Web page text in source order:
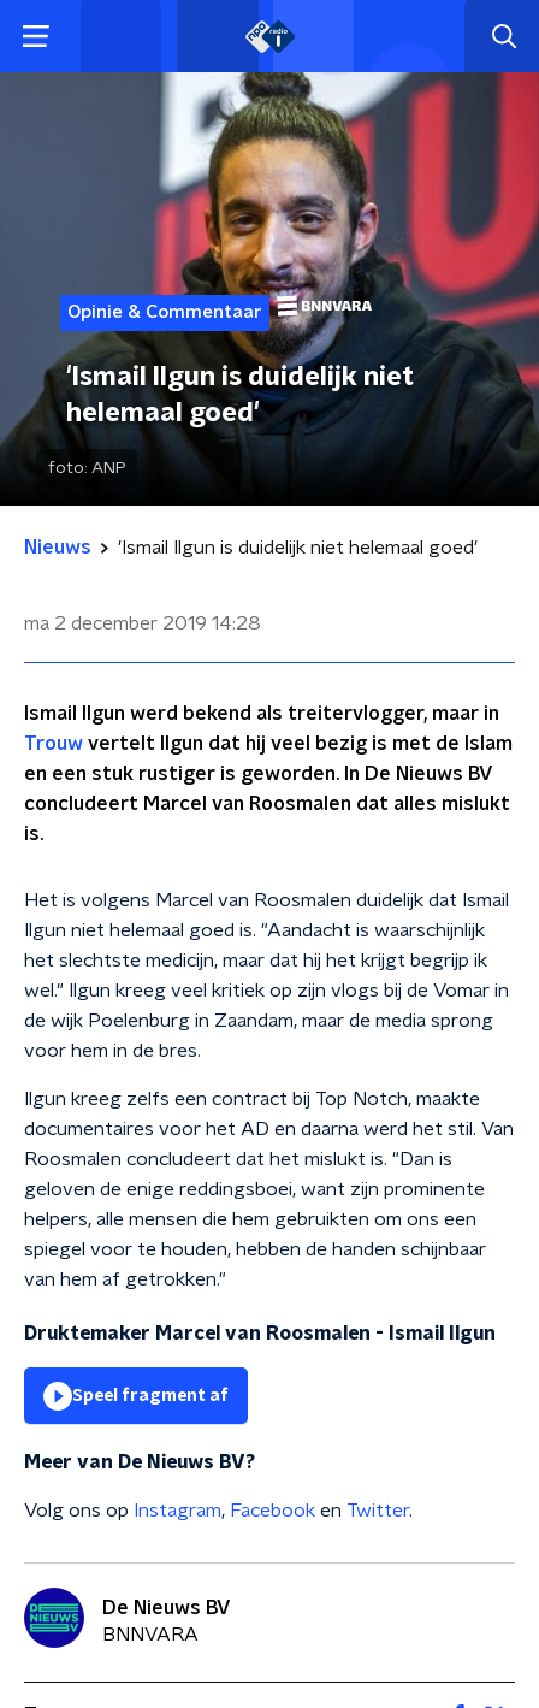
Opinie & Commentaar
'Ismail Ilgun is duidelijk niet
helemaal goed'
foto: ANP
Nieuws 'Ismail Ilgun is duidelijk niet helemaal goed'
ma 2 december 2019 14:28
Ismail Ilgun werd bekend als treitervlogger, maar in
Trouw vertelt Ilgun dat hij veel bezig is met de Islam
en een stuk rustiger is geworden. In De Nieuws BV
concludeert Marcel van Roosmalen dat alles mislukt
is.
Het is volgens Marcel van Roosmalen duidelijk dat Ismail
Ilgun niet helemaal goed is. "Aandacht is waarschijnlijk
het slechtste medicijn, maar dat hij het krijgt begrijp ik
wel." Ilgun kreeg veel kritiek op zijn vlogs bij de Vomar in
de wijk Poelenburg in Zaandam, maar de media sprong
voor hem in de bres.
Ilgun kreeg zelfs een contract bij Top Notch, maakte
documentaires voor het AD en daarna werd het stil. Van
Roosmalen concludeert dat het mislukt is. "Dan is
geloven de enige reddingsboei, want zijn prominente
helpers, alle mensen die hem gebruikten om ons een
spiegel voor te houden, hebben de handen schijnbaar
van hem af getrokken."
Druktemaker Marcel van Roosmalen - Ismail Ilgun
Speel fragment af
Meer van De Nieuws BV?
Volg ons op Instagram, Facebook en Twitter.
De Nieuws BV
BNNVARA